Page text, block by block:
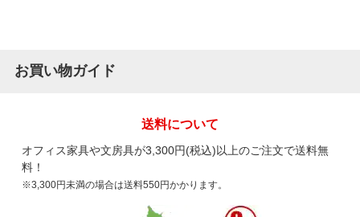
お買い物ガイド
送料について
オフィス家具や文房具が3,300円(税込)以上のご注文で送料無
料！
※3,300円未満の場合は送料550円かかります。